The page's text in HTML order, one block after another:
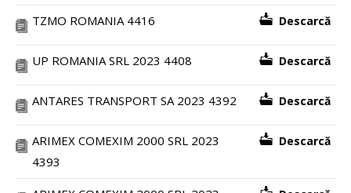
TZMO ROMANIA 4416 Descarcă
UP ROMANIA SRL 2023 4408 Descarcă
ANTARES TRANSPORT SA 2023 4392 Descarcă
ARIMEX COMEXIM 2000 SRL 2023
4393
Descarcă